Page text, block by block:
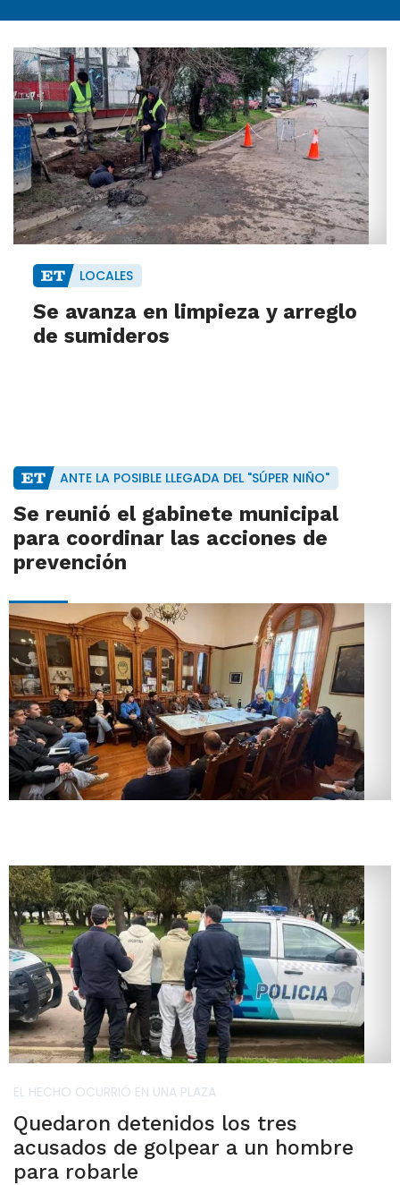
LOCALES
Se avanza en limpieza y arreglo
de sumideros
ANTE LA POSIBLE LLEGADA DEL "SÚPER NIÑO"
Se reunió el gabinete municipal
para coordinar las acciones de
prevención
EL HECHO OCURRIÓ EN UNA PLAZA
Quedaron detenidos los tres
acusados de golpear a un hombre
para robarle